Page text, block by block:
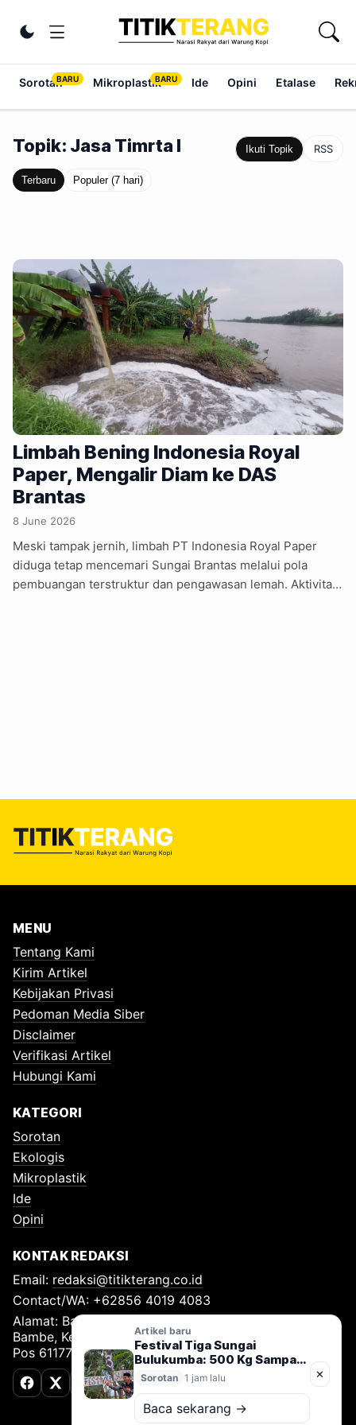
Ubah tema
Sorotan Mikroplastik Ide Opini Etalase
Topik: Jasa Timrta I Ikuti Topik RSS
Terbaru Populer (7 hari)
Limbah Bening Indonesia Royal
Paper, Mengalir Diam ke DAS
Brantas
8 June 2026
Meski tampak jernih, limbah PT Indonesia Royal Paper
diduga tetap mencemari Sungai Brantas melalui pola
pembuangan terstruktur dan pengawasan lemah. Aktivitas
MENU
Tentang Kami
Kirim Artikel
Kebijakan Privasi
Pedoman Media Siber
Disclaimer
Verifikasi Artikel
Hubungi Kami
KATEGORI
Sorotan
Ekologis
Mikroplastik
Ide
Opini
KONTAK REDAKSI
Email: redaksi@titikterang.co.id
Contact/WA: +62856 4019 4083
Alamat: Bambe Nomor 115, RT 009 RW 009, Desa
Bambe, Kecamatan Driyorejo, Kabupaten Gresik, Kode
Pos 61177
FacebookX (Twitter)
TikTok
Artikel baru
Festival Tiga Sungai
Bulukumba: 500 Kg Sampah
Diangkut, Gerakan Jaga
Sungai Nusantara Resmi
Dimulai
Sorotan 1 jam lalu
Baca sekarang →
✕